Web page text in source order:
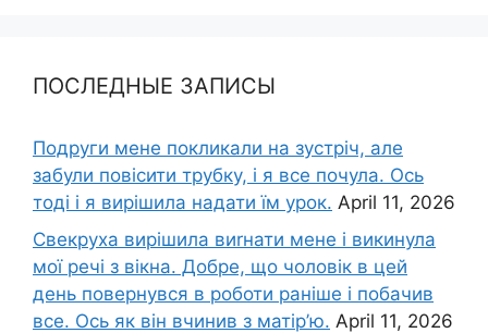
ПОСЛЕДНЫЕ ЗАПИСЫ
Подруги мене покликали на зустріч, але
забули повісити трубку, і я все почула. Ось
тоді і я вирішила надати їм урок. April 11, 2026
Свекруха вирішила виrнати мене і викинула
мої речі з вікна. Добре, що чоловік в цей
день повернувся в роботи раніше і побачив
все. Ось як він вчинив з матір’ю. April 11, 2026